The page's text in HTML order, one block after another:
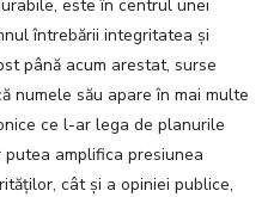
este în centrul unei
întrebării integritatea și
până acum arestat, surse
numele său apare în mai multe
ce l-ar lega de planurile
amplifica presiunea
cât și a opiniei publice,